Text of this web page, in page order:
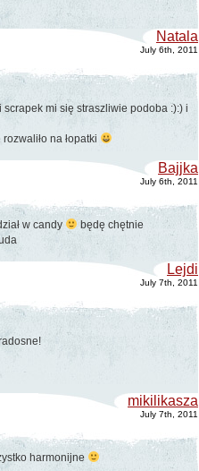
Natala
July 6th, 2011
mi się straszliwie podoba :):) i
na łopatki
Bajjka
July 6th, 2011
w candy
będę chętnie
Lejdi
July 7th, 2011
mikilikasza
July 7th, 2011
harmonijne